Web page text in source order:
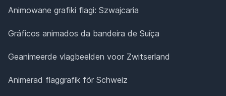
Animowane grafiki flagi: Szwajcaria
Gráficos animados da bandeira de Suíça
Geanimeerde vlagbeelden voor Zwitserland
Animerad flaggrafik för Schweiz